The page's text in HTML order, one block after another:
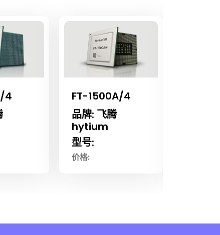
4
FT-1500A/4
品牌: 飞腾
hytium
型号:
价格: